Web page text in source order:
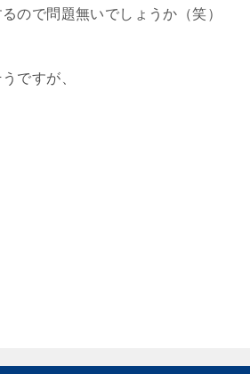
ので問題無いでしょうか（笑）
ですが、